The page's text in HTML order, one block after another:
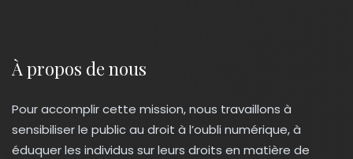
À propos de nous
Pour accomplir cette mission, nous travaillons à
sensibiliser le public au droit à l’oubli numérique, à
éduquer les individus sur leurs droits en matière de